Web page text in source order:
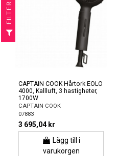
CAPTAIN COOK Hårtork EOLO
4000, Kallluft, 3 hastigheter,
1700W
CAPTAIN COOK
07883
3 695,04 kr
Lägg till i
varukorgen
R